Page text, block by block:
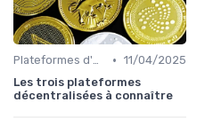
Plateformes d'échange et portefeuilles • 11/04/2025
Les trois plateformes
décentralisées à connaître